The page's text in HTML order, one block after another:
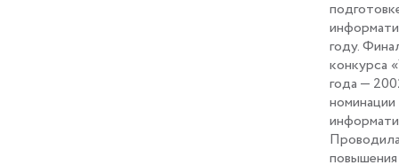
году.
конкурса
года —
повышения